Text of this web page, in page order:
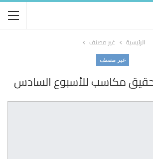
الرئيسية غير مصنف
غير مصنف
مكاسب للأسبوع السادس